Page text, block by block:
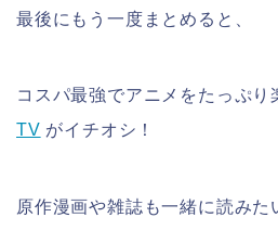
最後にもう一度まとめると、
コスパ最強でアニメをたっぷ
TV がイチオシ！
原作漫画や雑誌も一緒に読み